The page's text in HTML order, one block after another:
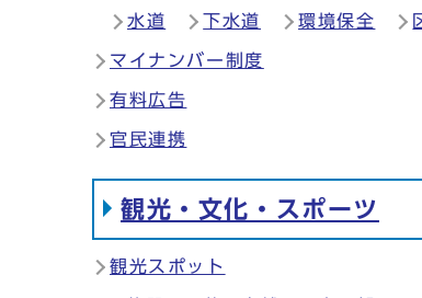
水道 下水道 環境保全
マイナンバー制度
有料広告
官民連携
観光・文化・スポーツ
観光スポット